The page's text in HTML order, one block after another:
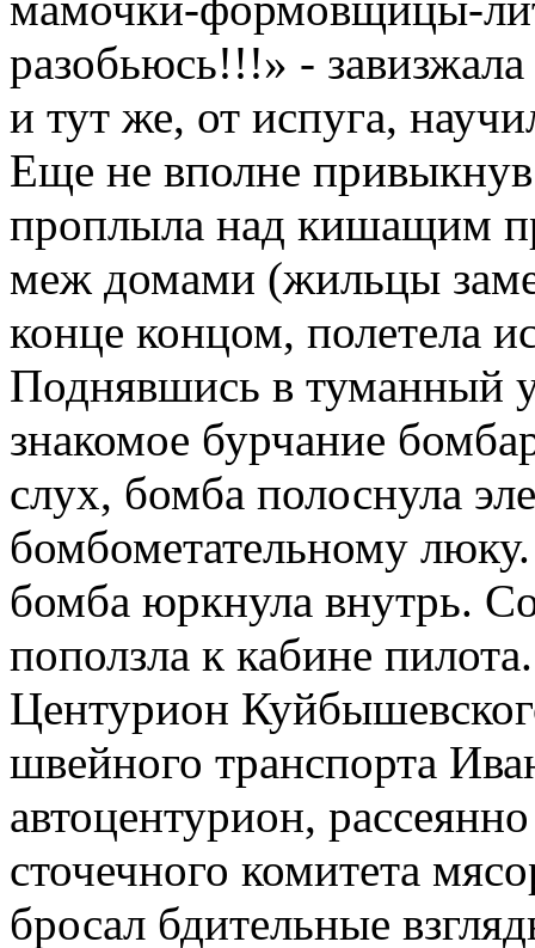
разобьюсь!!!» -
и тут же, от испуга,
Еще не вполне
проплыла над кишащим
меж домами (жильцы
конце концом, полетела
Поднявшись в туманный
знакомое бурчание
слух, бомба полоснула
бомбометательному
бомба юркнула внутрь.
поползла к кабине пилота.
Центурион
швейного транспорта
автоцентурион,
сточечного комитета
бросал бдительные